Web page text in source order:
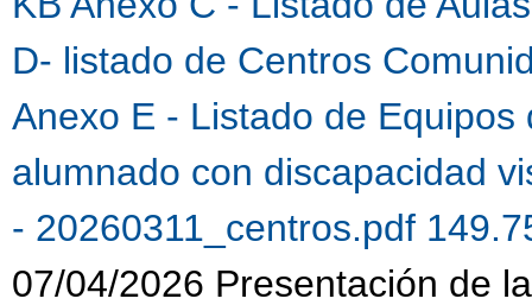
D- listado de Centros
Anexo E - Listado de
alumnado con discapacidad
- 20260311_centros.pdf
07/04/2026 Presentación de